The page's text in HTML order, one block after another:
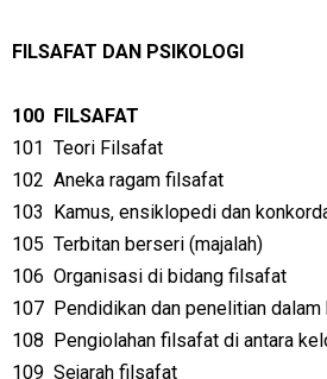
FILSAFAT DAN PSIKOLOGI
100 FILSAFAT
101 Teori Filsafat
102 Aneka ragam filsafat
103 Kamus, ensiklopedi dan
105 Terbitan berseri (majalah)
106 Organisasi di bidang filsafat
107 Pendidikan dan penelitian
108 Pengiolahan filsafat di antara
109 Sejarah filsafat